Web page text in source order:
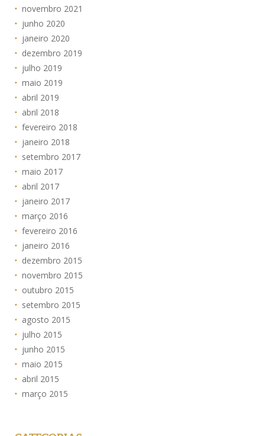
novembro 2021
junho 2020
janeiro 2020
dezembro 2019
julho 2019
maio 2019
abril 2019
abril 2018
fevereiro 2018
janeiro 2018
setembro 2017
maio 2017
abril 2017
janeiro 2017
março 2016
fevereiro 2016
janeiro 2016
dezembro 2015
novembro 2015
outubro 2015
setembro 2015
agosto 2015
julho 2015
junho 2015
maio 2015
abril 2015
março 2015